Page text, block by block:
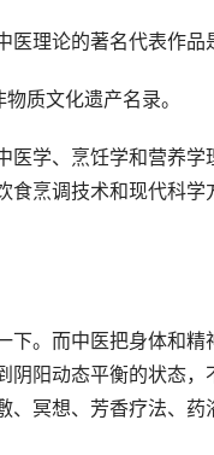
理论的著名代表作品
质文化遗产名录。
学、烹饪学和营养学
烹调技术和现代科学
。而中医把身体和
阳动态平衡的状态
冥想、芳香疗法、药